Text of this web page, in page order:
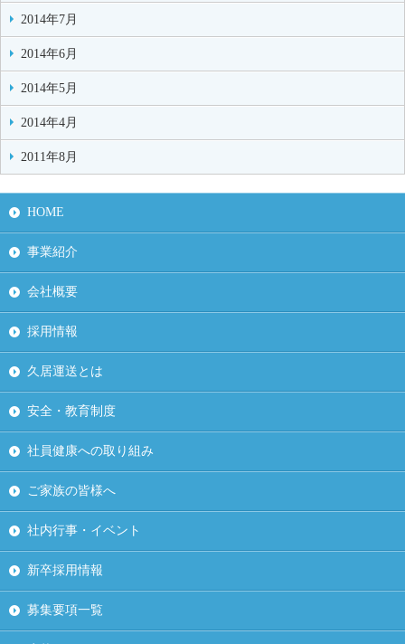
2014年7月
2014年6月
2014年5月
2014年4月
2011年8月
HOME
事業紹介
会社概要
採用情報
久居運送とは
安全・教育制度
社員健康への取り組み
ご家族の皆様へ
社内行事・イベント
新卒採用情報
募集要項一覧